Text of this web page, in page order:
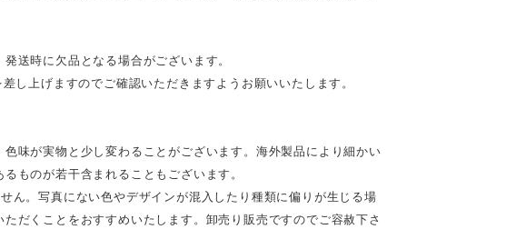
送時に欠品となる場合がございます。
し上げますのでご確認いただきますようお願いいたします。
味が実物と少し変わることがございます。海外製品により細かい
ものが若干含まれることもございます。
ん。写真にない色やデザインが混入したり種類に偏りが生じる場
だくことをおすすめいたします。卸売り販売ですのでご容赦下さ